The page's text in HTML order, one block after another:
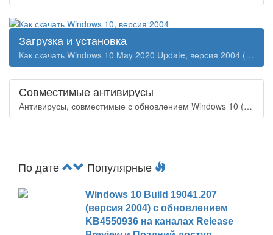
Загрузка и установка
Как скачать Windows 10 May 2020 Update, версия 2004 (20H1)
Совместимые антивирусы
Антивирусы, совместимые с обновлением Windows 10 (версия 2004)
По дате Популярные
Windows 10 Build 19041.207
(версия 2004) с обновлением
KB4550936 на каналах Release